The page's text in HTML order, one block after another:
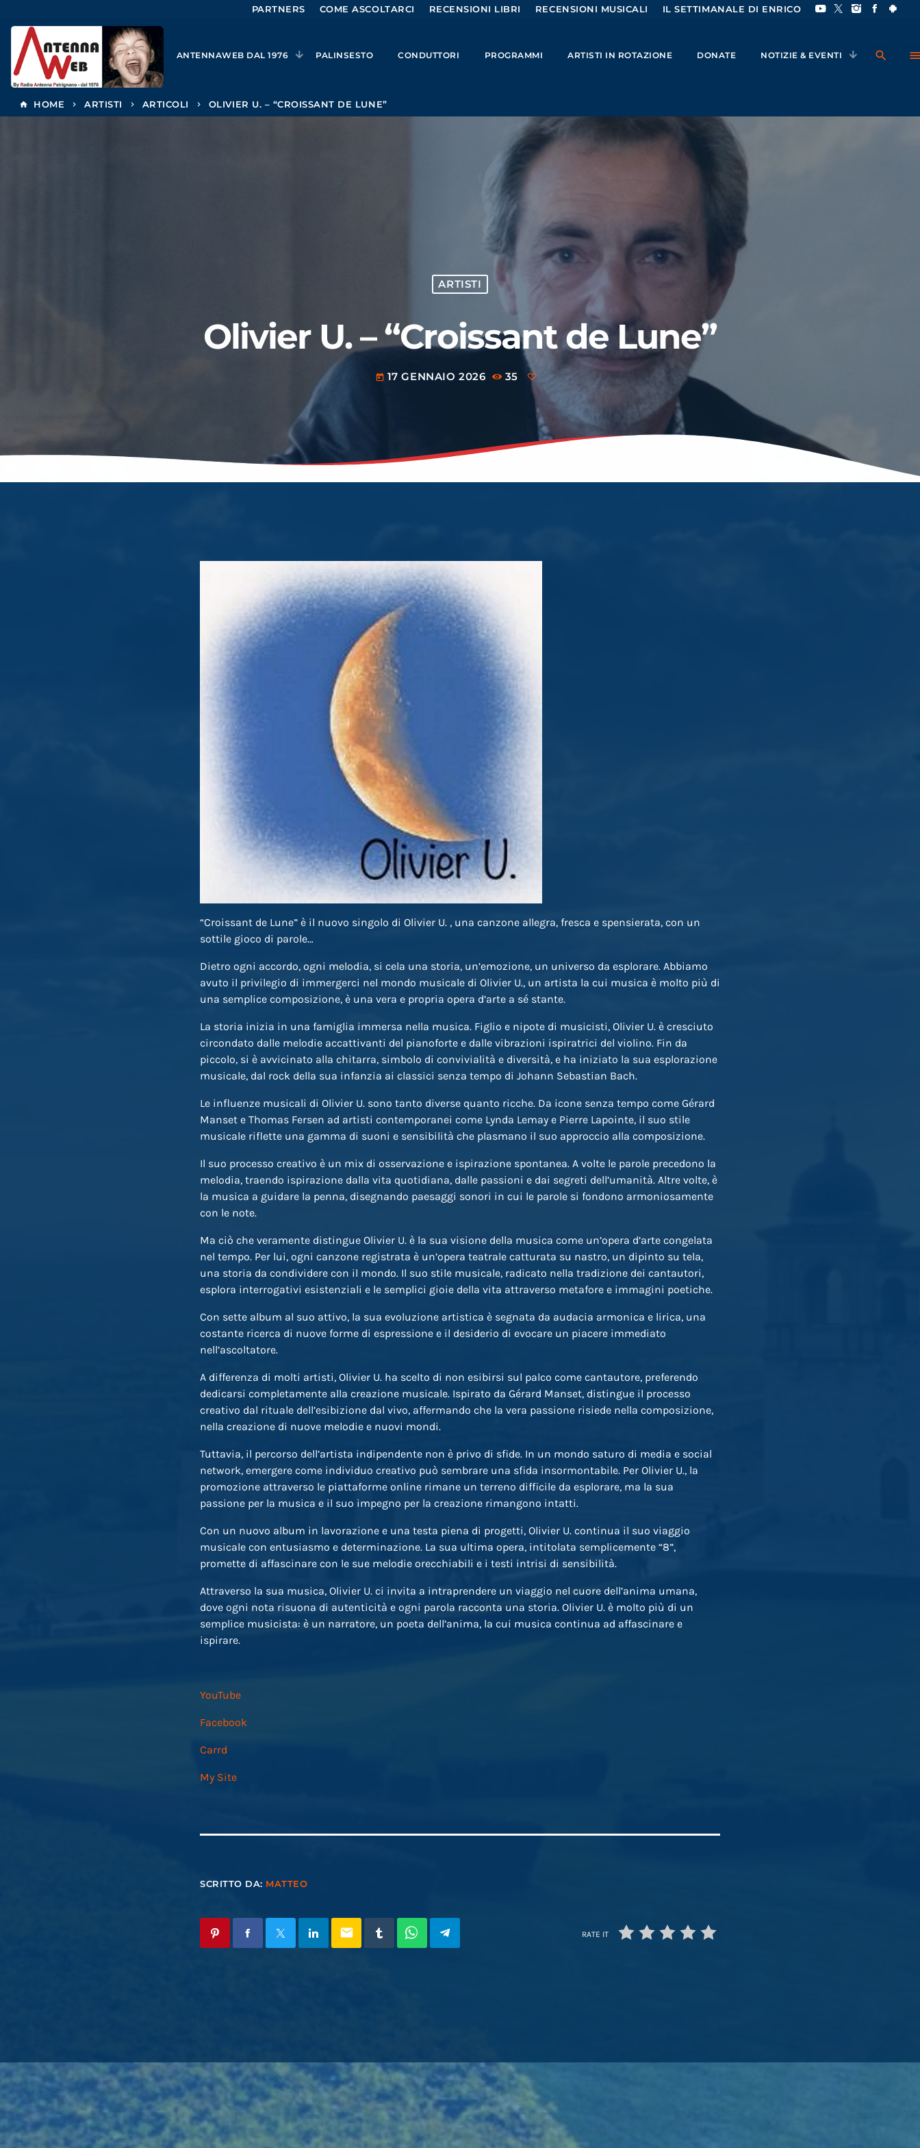
PARTNERS COME ASCOLTARCI RECENSIONI LIBRI RECENSIONI MUSICALI IL SETTIMANALE DI ENRICO
ANTENNAWEB DAL 1976 PALINSESTO CONDUTTORI PROGRAMMI ARTISTI IN ROTAZIONE DONATE NOTIZIE & EVENTI search
home HOME keyboard_arrow_right ARTISTI keyboard_arrow_right ARTICOLI keyboard_arrow_right OLIVIER U. – “CROISSANT DE LUNE”
ARTISTI
Olivier U. – “Croissant de Lune”
today 17 GENNAIO 2026 35
“Croissant de Lune” è il nuovo singolo di Olivier U. , una canzone allegra, fresca e spensierata, con un
sottile gioco di parole…
Dietro ogni accordo, ogni melodia, si cela una storia, un’emozione, un universo da esplorare. Abbiamo
avuto il privilegio di immergerci nel mondo musicale di Olivier U., un artista la cui musica è molto più di
una semplice composizione, è una vera e propria opera d’arte a sé stante.
La storia inizia in una famiglia immersa nella musica. Figlio e nipote di musicisti, Olivier U. è cresciuto
circondato dalle melodie accattivanti del pianoforte e dalle vibrazioni ispiratrici del violino. Fin da
piccolo, si è avvicinato alla chitarra, simbolo di convivialità e diversità, e ha iniziato la sua esplorazione
musicale, dal rock della sua infanzia ai classici senza tempo di Johann Sebastian Bach.
Le influenze musicali di Olivier U. sono tanto diverse quanto ricche. Da icone senza tempo come Gérard
Manset e Thomas Fersen ad artisti contemporanei come Lynda Lemay e Pierre Lapointe, il suo stile
musicale riflette una gamma di suoni e sensibilità che plasmano il suo approccio alla composizione.
Il suo processo creativo è un mix di osservazione e ispirazione spontanea. A volte le parole precedono la
melodia, traendo ispirazione dalla vita quotidiana, dalle passioni e dai segreti dell’umanità. Altre volte, è
la musica a guidare la penna, disegnando paesaggi sonori in cui le parole si fondono armoniosamente
con le note.
Ma ciò che veramente distingue Olivier U. è la sua visione della musica come un’opera d’arte congelata
nel tempo. Per lui, ogni canzone registrata è un’opera teatrale catturata su nastro, un dipinto su tela,
una storia da condividere con il mondo. Il suo stile musicale, radicato nella tradizione dei cantautori,
esplora interrogativi esistenziali e le semplici gioie della vita attraverso metafore e immagini poetiche.
Con sette album al suo attivo, la sua evoluzione artistica è segnata da audacia armonica e lirica, una
costante ricerca di nuove forme di espressione e il desiderio di evocare un piacere immediato
nell’ascoltatore.
A differenza di molti artisti, Olivier U. ha scelto di non esibirsi sul palco come cantautore, preferendo
dedicarsi completamente alla creazione musicale. Ispirato da Gérard Manset, distingue il processo
creativo dal rituale dell’esibizione dal vivo, affermando che la vera passione risiede nella composizione,
nella creazione di nuove melodie e nuovi mondi.
Tuttavia, il percorso dell’artista indipendente non è privo di sfide. In un mondo saturo di media e social
network, emergere come individuo creativo può sembrare una sfida insormontabile. Per Olivier U., la
promozione attraverso le piattaforme online rimane un terreno difficile da esplorare, ma la sua
passione per la musica e il suo impegno per la creazione rimangono intatti.
Con un nuovo album in lavorazione e una testa piena di progetti, Olivier U. continua il suo viaggio
musicale con entusiasmo e determinazione. La sua ultima opera, intitolata semplicemente “8”,
promette di affascinare con le sue melodie orecchiabili e i testi intrisi di sensibilità.
Attraverso la sua musica, Olivier U. ci invita a intraprendere un viaggio nel cuore dell’anima umana,
dove ogni nota risuona di autenticità e ogni parola racconta una storia. Olivier U. è molto più di un
semplice musicista: è un narratore, un poeta dell’anima, la cui musica continua ad affascinare e
ispirare.
YouTube
Facebook
Carrd
My Site
SCRITTO DA: MATTEO
email RATE IT